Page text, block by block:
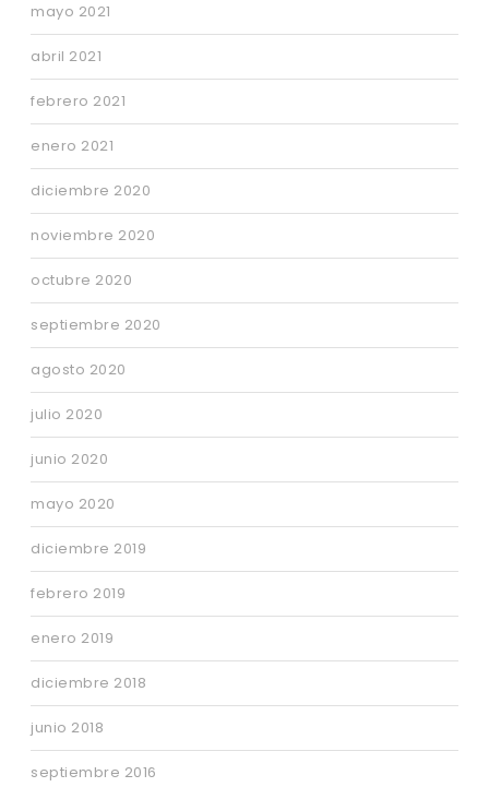
mayo 2021
abril 2021
febrero 2021
enero 2021
diciembre 2020
noviembre 2020
octubre 2020
septiembre 2020
agosto 2020
julio 2020
junio 2020
mayo 2020
diciembre 2019
febrero 2019
enero 2019
diciembre 2018
junio 2018
septiembre 2016